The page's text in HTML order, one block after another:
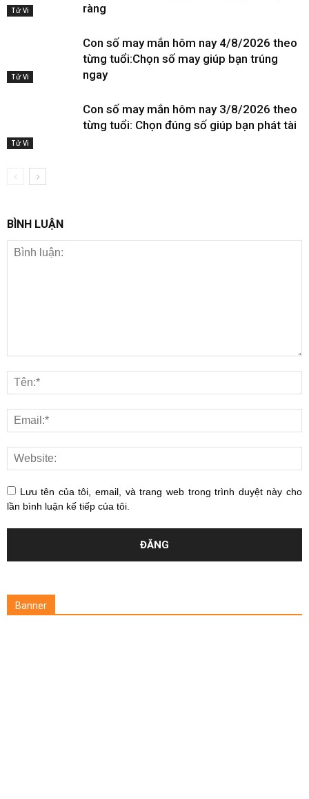
Tử Vi
ràng
Tử Vi
Con số may mắn hôm nay 4/8/2026 theo
từng tuổi:Chọn số may giúp bạn trúng
ngay
Tử Vi
Con số may mắn hôm nay 3/8/2026 theo
từng tuổi: Chọn đúng số giúp bạn phát tài
BÌNH LUẬN
Lưu tên của tôi, email, và trang web trong trình duyệt này cho
lần bình luận kế tiếp của tôi.
Banner